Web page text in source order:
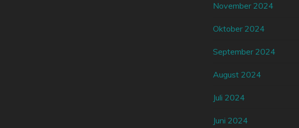
November 2024
Oktober 2024
September 2024
August 2024
Juli 2024
Juni 2024